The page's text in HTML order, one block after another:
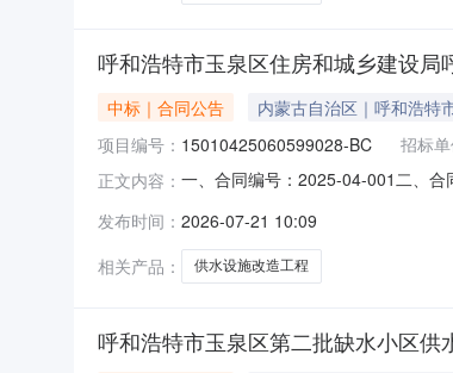
呼和浩特市玉泉区住房和城乡建设
中标｜合同公告 内蒙古自治区｜呼和浩特
项目编号： 15010425060599028-BC 招标单
正文内容： 一、合同编号：2025-04-001二、
三局集团有限公司北京分公司地址
发布时间： 2026-07-21 10:09
相关产品：
供水设施改造工程
呼和浩特市玉泉区第二批缺水小区供